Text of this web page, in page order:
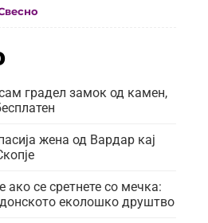
градел замок од камен,
жена од Вардар кај
се сретнете со мечка:
еколошко друштво